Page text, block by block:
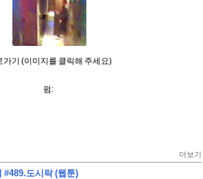
가기 (이미지를 클릭해 주세요)
펌:
더보기
#489.도시락 (웹툰)